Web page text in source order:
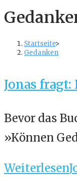
Startseite>
Gedanken
Jonas
Bevor das
»Können
Weiterlesen